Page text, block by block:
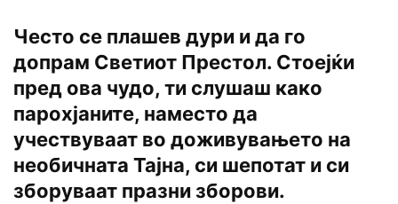
Често се плашев дури и да го
допрам Светиот Престол. Стоејќи
пред ова чудо, ти слушаш како
парохјаните, наместо да
учествуваат во доживувањето на
необичната Тајна, си шепотат и си
зборуваат празни зборови.